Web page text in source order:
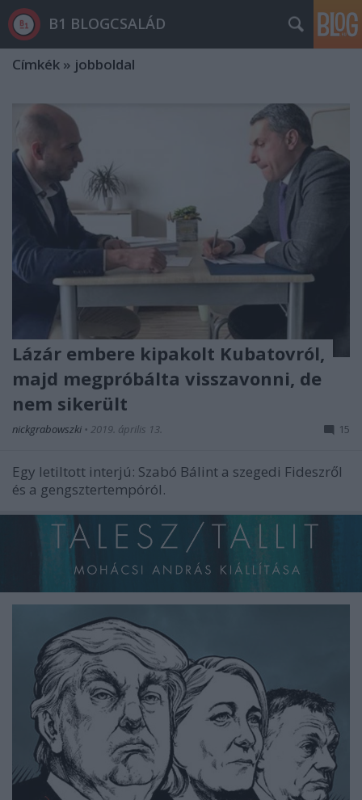
B1 BLOGCSALÁD
Címkék » jobboldal
Lázár embere kipakolt Kubatovról,
majd megpróbálta visszavonni, de
nem sikerült
nickgrabowszki • 2019. április 13. 15
Egy letiltott interjú: Szabó Bálint a szegedi Fideszről
és a gengsztertempóról.